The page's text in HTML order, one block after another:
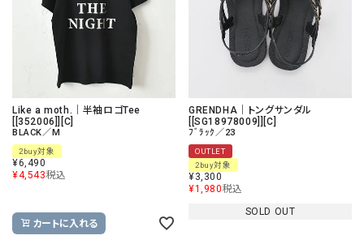
Like a moth.｜半袖ロゴTee
[[352006]][C]
BLACK／M
2buy対象
¥6,490
¥4,543税込
カートに入れる
GRENDHA｜トングサンダル
[[SG18978009]][C]
ﾌﾞﾗｯｸ／23
OUTLET
2buy対象
¥3,300
¥1,980税込
SOLD OUT